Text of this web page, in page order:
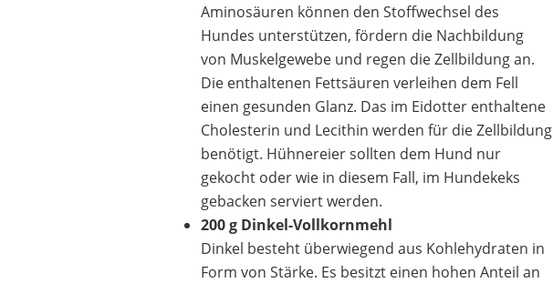
Aminosäuren können den Stoffwechsel des
Hundes unterstützen, fördern die Nachbildung
von Muskelgewebe und regen die Zellbildung an.
Die enthaltenen Fettsäuren verleihen dem Fell
einen gesunden Glanz. Das im Eidotter enthaltene
Cholesterin und Lecithin werden für die Zellbildung
benötigt. Hühnereier ​sollten dem Hund nur
gekocht oder wie in diesem Fall, im Hundekeks
gebacken serviert werden.
200 g Dinkel-Vollkornmehl
Dinkel besteht überwiegend aus Kohlehydraten in
Form von Stärke. Es besitzt einen hohen Anteil an